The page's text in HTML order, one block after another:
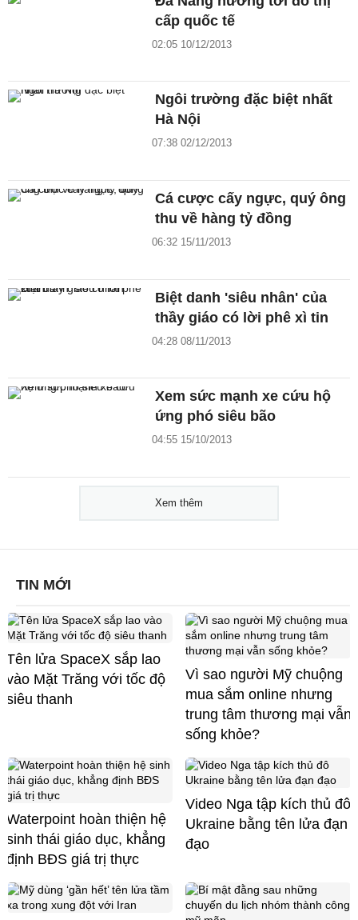
cấp quốc tế
02:05 10/12/2013
Ngôi trường đặc biệt nhất
Hà Nội
07:38 02/12/2013
Cá cược cấy ngực, quý ông
thu về hàng tỷ đồng
06:32 15/11/2013
Biệt danh 'siêu nhân' của
thầy giáo có lời phê xì tin
04:28 08/11/2013
Xem sức mạnh xe cứu hộ
ứng phó siêu bão
04:55 15/10/2013
Xem thêm
TIN MỚI
Tên lửa SpaceX sắp lao
vào Mặt Trăng với tốc độ
siêu thanh
Vì sao người Mỹ chuộng
mua sắm online nhưng
trung tâm thương mại vẫn
sống khỏe?
Waterpoint hoàn thiện hệ
sinh thái giáo dục, khẳng
định BĐS giá trị thực
Video Nga tập kích thủ đô
Ukraine bằng tên lửa đạn
đạo